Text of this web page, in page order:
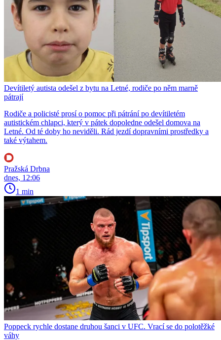
Devítiletý autista odešel z bytu na Letné, rodiče po něm marně
pátrají
Rodiče a policisté prosí o pomoc při pátrání po devítiletém
autistickém chlapci, který v pátek dopoledne odešel domova na
Letné. Od té doby ho neviděli. Rád jezdí dopravními prostředky a
také výtahem.
Pražská Drbna
dnes, 12:06
1 min
Poppeck rychle dostane druhou šanci v UFC. Vrací se do polotěžké
váhy